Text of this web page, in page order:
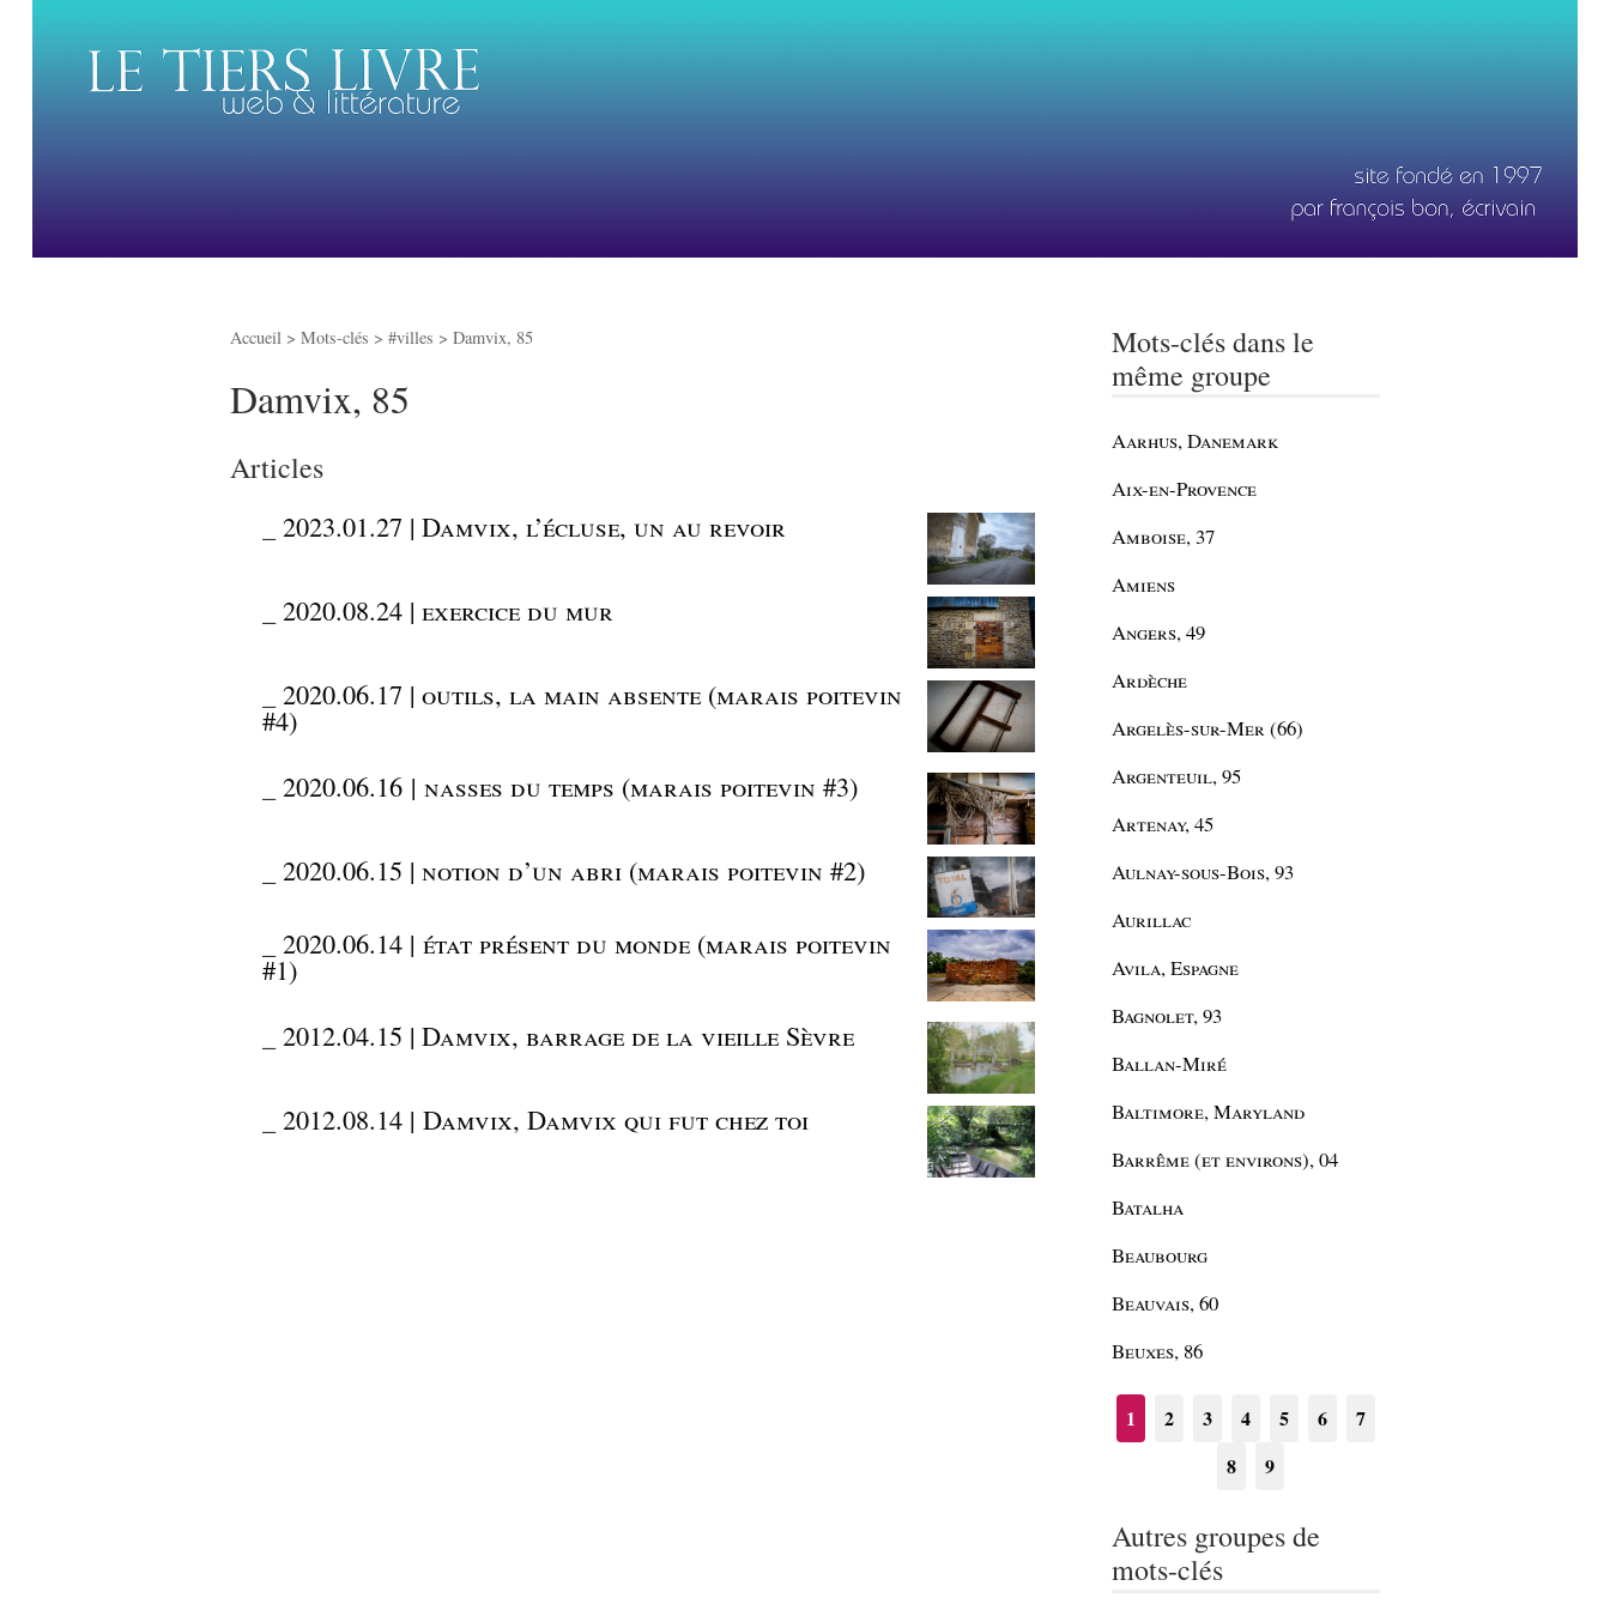
Accueil > Mots-clés > #villes > Damvix, 85
Damvix, 85
Articles
2023.01.27 | Damvix, l’écluse, un au revoir
2020.08.24 | exercice du mur
2020.06.17 | outils, la main absente (marais poitevin
#4)
2020.06.16 | nasses du temps (marais poitevin #3)
2020.06.15 | notion d’un abri (marais poitevin #2)
2020.06.14 | état présent du monde (marais poitevin
#1)
2012.04.15 | Damvix, barrage de la vieille Sèvre
2012.08.14 | Damvix, Damvix qui fut chez toi
Mots-clés dans le
même groupe
Aarhus, Danemark
Aix-en-Provence
Amboise, 37
Amiens
Angers, 49
Ardèche
Argelès-sur-Mer (66)
Argenteuil, 95
Artenay, 45
Aulnay-sous-Bois, 93
Aurillac
Avila, Espagne
Bagnolet, 93
Ballan-Miré
Baltimore, Maryland
Barrême (et environs), 04
Batalha
Beaubourg
Beauvais, 60
Beuxes, 86
1 2 3 4 5 6
7
8
9
Autres groupes de
mots-clés